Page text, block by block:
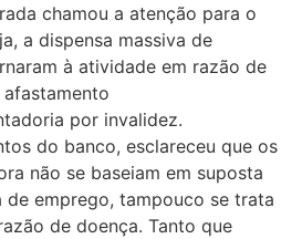
chamou a atenção para o
a dispensa massiva de
à atividade em razão de
por invalidez.
do banco, esclareceu que os
não se baseiam em suposta
de emprego, tampouco se trata
de doença. Tanto que